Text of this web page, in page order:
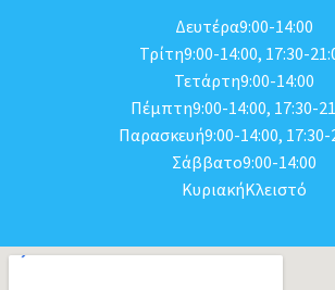
Δευτέρα9:00-14:00
Τρίτη9:00-14:00, 17:30-
Τετάρτη9:00-14:00
Πέμπτη9:00-14:00, 17:30-
Παρασκευή9:00-14:00, 17:30-
Σάββατο9:00-14:00
ΚυριακήΚλειστό